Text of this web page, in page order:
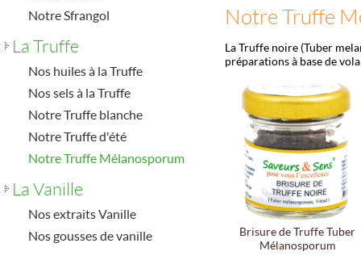
Notre Sfrangol
La Truffe
Nos huiles à la Truffe
Nos sels à la Truffe
Notre Truffe blanche
Notre Truffe d'été
Notre Truffe Mélanosporum
La Vanille
Nos extraits Vanille
Nos gousses de vanille
Notre Truffe
La Truffe noire (Tuber
préparations à base de
Brisure de Truffe Tuber
Mélanosporum